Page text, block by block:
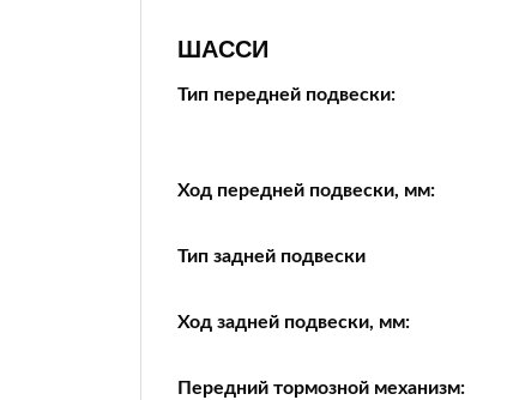
ШАССИ
Тип передней подвески:
Ход передней подвески, мм:
Тип задней подвески
Ход задней подвески, мм:
Передний тормозной механизм: